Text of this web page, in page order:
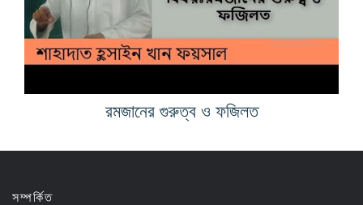
রমজানের গুরুত্ব ও ফজিলত
সম্পর্কিত